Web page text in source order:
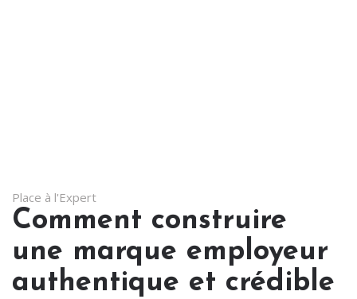
Place à l'Expert
Comment construire
une marque employeur
authentique et crédible